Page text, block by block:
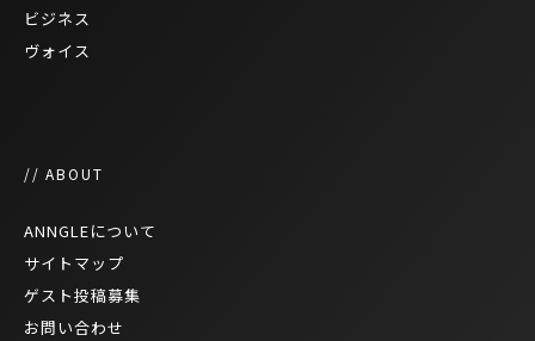
ビジネス
ヴォイス
// ABOUT
ANNGLEについて
サイトマップ
ゲスト投稿募集
お問い合わせ